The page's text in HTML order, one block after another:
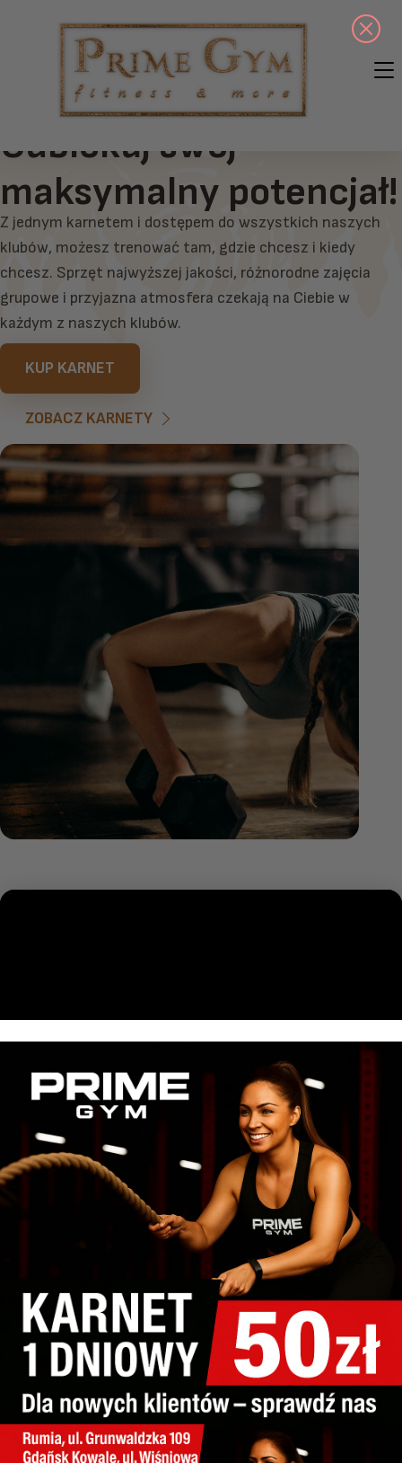
Odblokuj swój
maksymalny potencjał!
Z jednym karnetem i dostępem do wszystkich naszych
klubów, możesz trenować tam, gdzie chcesz i kiedy
chcesz. Sprzęt najwyższej jakości, różnorodne zajęcia
grupowe i przyjazna atmosfera czekają na Ciebie w
każdym z naszych klubów.
KUP KARNET
ZOBACZ KARNETY
Partnerzy